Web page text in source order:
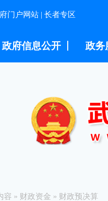
门户网站 | 长者专区
政府信息公开 政务
容 » 财政资金 » 财政预决算